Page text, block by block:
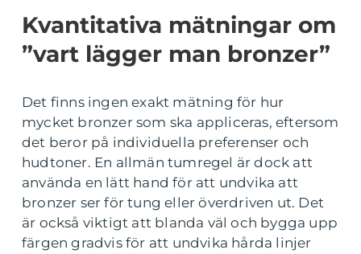
Kvantitativa mätningar om
”vart lägger man bronzer”
Det finns ingen exakt mätning för hur
mycket bronzer som ska appliceras, eftersom
det beror på individuella preferenser och
hudtoner. En allmän tumregel är dock att
använda en lätt hand för att undvika att
bronzer ser för tung eller överdriven ut. Det
är också viktigt att blanda väl och bygga upp
färgen gradvis för att undvika hårda linjer